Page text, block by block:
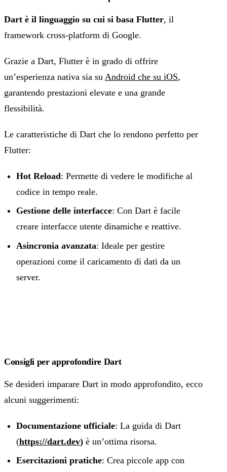
Dart è il linguaggio su cui si basa Flutter, il
framework cross-platform di Google.
Grazie a Dart, Flutter è in grado di offrire
un’esperienza nativa sia su Android che su iOS,
garantendo prestazioni elevate e una grande
flessibilità.
Le caratteristiche di Dart che lo rendono perfetto per
Flutter:
Hot Reload: Permette di vedere le modifiche al
codice in tempo reale.
Gestione delle interfacce: Con Dart è facile
creare interfacce utente dinamiche e reattive.
Asincronia avanzata: Ideale per gestire
operazioni come il caricamento di dati da un
server.
Consigli per approfondire Dart
Se desideri imparare Dart in modo approfondito, ecco
alcuni suggerimenti:
Documentazione ufficiale: La guida di Dart
(https://dart.dev) è un’ottima risorsa.
Esercitazioni pratiche: Crea piccole app con